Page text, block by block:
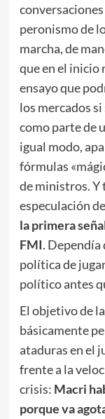
peronismo de
marcha, de
que en el inicio
ensayo que
los mercados
como parte de
igual modo,
fórmulas
de ministros. Y
especulación
la primera
FMI.
política de
político antes
El objetivo de
básicamente
ataduras en el
frente a la
crisis: Macri
porque va